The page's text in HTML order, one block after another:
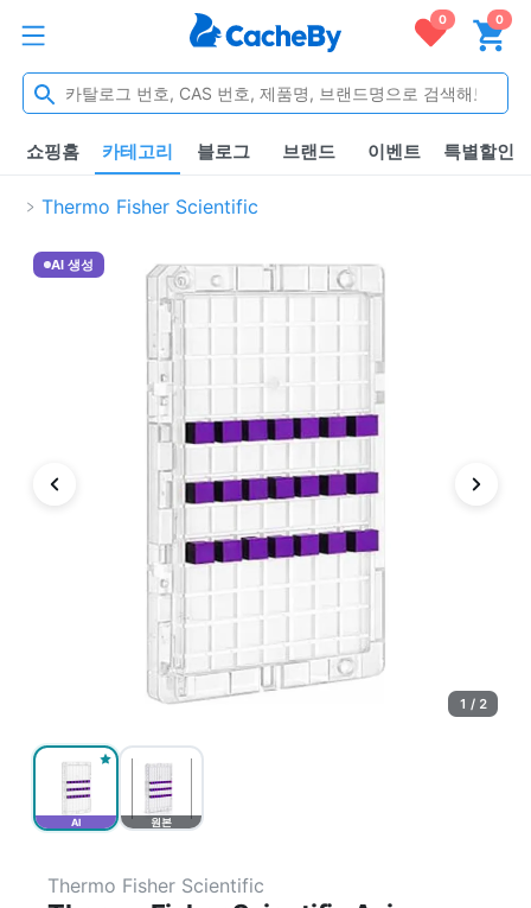
0 0
쇼핑홈 카테고리 블로그 브랜드 이벤트 특별할인
Thermo Fisher Scientific
AI 원본
AI 생성
1 / 2
Thermo Fisher Scientific